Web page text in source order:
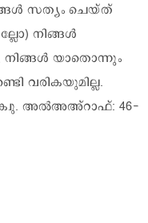
സത്യം ചെയ്ത്
നിങ്ങൾ
നിങ്ങൾ യാതൊന്നും
വരികയുമില്ല.
ക്വു. അൽഅഅ്റാഫ്: 46-